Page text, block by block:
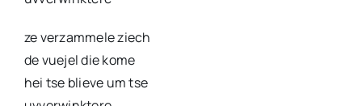
ze verzammele ziech
de vuejel die kome
hei tse blieve um tse